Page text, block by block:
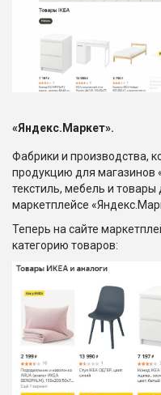
«Яндекс.Маркет».
Фабрики и производства,
продукцию для магазинов
текстиль, мебель и
маркетплейсе
Теперь на сайте
категорию товаров: